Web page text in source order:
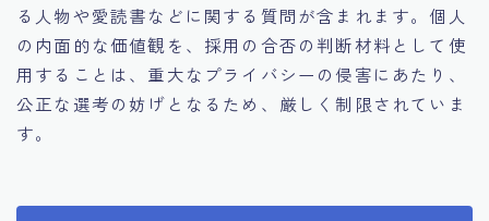
る人物や愛読書などに関する質問が含まれます。個人
の内面的な価値観を、採用の合否の判断材料として使
用することは、重大なプライバシーの侵害にあたり、
公正な選考の妨げとなるため、厳しく制限されていま
す。